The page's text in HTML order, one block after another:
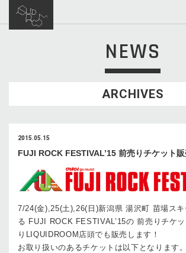
NEWS
ARCHIVES
2015.05.15
FUJI ROCK FESTIVAL’15 前売りチケット
7/24(金),25(土),26(日)新潟県 湯沢町 苗場ス
る FUJI ROCK FESTIVAL’15の 前売りチケ
りLIQUIDROOM店頭でも販売します！
お取り扱いのあるチケットは以下となります。